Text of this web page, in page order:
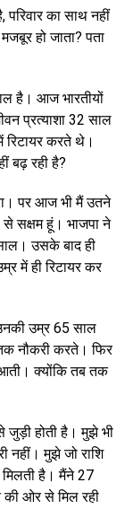
का साथ नहीं
हो जाता? पता
है। आज भारतीयों
प्रत्याशा 32 साल
रिटायर करते थे।
बढ़ रही है?
पर आज भी मैं उतने
से सक्षम हूं। भाजपा ने
उसके बाद ही
में ही रिटायर कर
उम्र 65 साल
नौकरी करते। फिर
क्योंकि तब तक
जुड़ी होती है। मुझे भी
नहीं। मुझे जो राशि
है। मैंने 27
की ओर से मिल रही